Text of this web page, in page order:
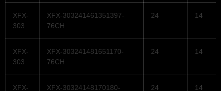
XFX-
303
XFX-303241461351397-
76CH
24 14
XFX-
303
XFX-303241481651170-
76CH
24 14
XFX-
XFX-30324148170180-
24 14